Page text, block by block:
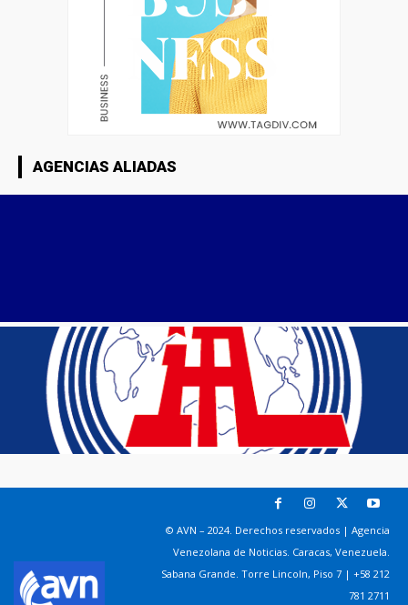
AGENCIAS ALIADAS
© AVN – 2024. Derechos reservados | Agencia
Venezolana de Noticias. Caracas, Venezuela.
Sabana Grande. Torre Lincoln, Piso 7 | +58 212
781 2711